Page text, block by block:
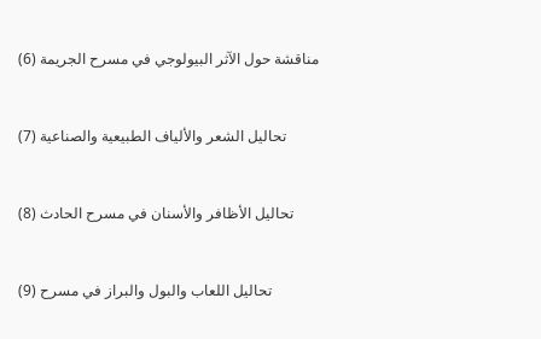
(6) مناقشة حول الآثر البيولوجي في مسرح الجريمة
(7) تحاليل الشعر والألياف الطبيعية والصناعية
(8) تحاليل الأظافر والأسنان في مسرح الحادث
(9) تحاليل اللعاب والبول والبراز في مسرح